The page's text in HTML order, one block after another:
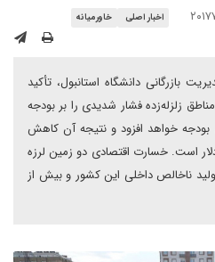
اخبار اصلی خاورمیانه
بازرگانی دانشگاه استانبول، تأکید
زلزله‌زده فشار شدیدی را بر بودجه
بودجه خواهد افزود و نتیجه آن کاهش
است. خسارت اقتصادی دو زمین لرزه
به ۱۰ درصد از تولید ناخالص داخلی این کشور و بیش از